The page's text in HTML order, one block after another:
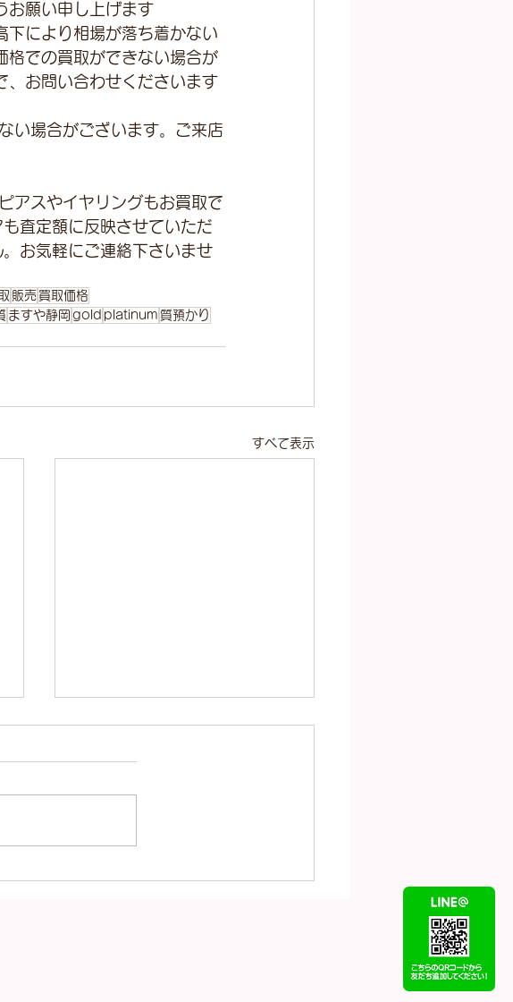
お願い申し上げます
下により相場が落ち着かない
格での買取ができない場合が
、お問い合わせくださいます
い場合がございます。ご来店
アスやイヤリングもお買取で
査定額に反映させていただ
お気軽にご連絡下さいませ
販売 買取価格
ますや静岡 gold platinum 質預かり
すべて表示
本日（8月5日）の金